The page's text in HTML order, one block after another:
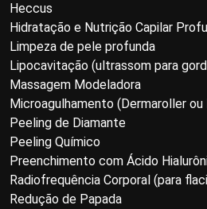
Heccus
Hidratação e Nutrição Capilar
Limpeza de pele profunda
Lipocavitação (ultrassom para
Massagem Modeladora
Microagulhamento (Dermaroller ou
Peeling de Diamante
Peeling Químico
Preenchimento com Ácido
Radiofrequência Corporal (para
Redução de Papada